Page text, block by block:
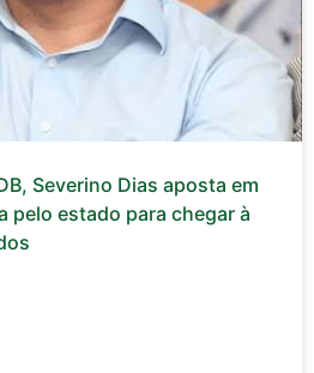
Severino Dias aposta em
pelo estado para chegar à